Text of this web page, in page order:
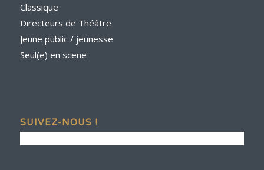
Classique
Directeurs de Théâtre
Jeune public / jeunesse
Seul(e) en scene
SUIVEZ-NOUS !